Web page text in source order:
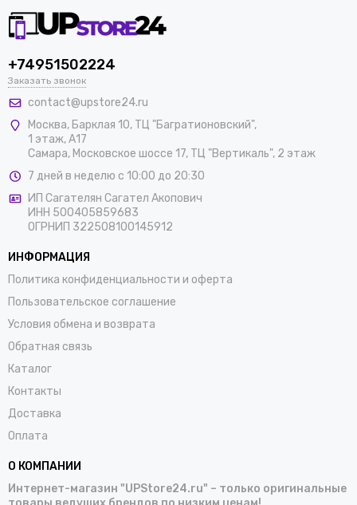
+74951502224
Заказать звонок
contact@upstore24.ru
Москва, Барклая 10, ТЦ "Багратионовский",
1 этаж, А17
Самара, Московское шоссе 17, ТЦ "Вертикаль", 2 этаж
7 дней в неделю с 10:00 до 20:30
ИП Сагателян Сагател Акопович
ИНН 500405859683
ОГРНИП 322508100145912
ИНФОРМАЦИЯ
Политика конфиденциальности и оферта
Пользовательское соглашение
Условия обмена и возврата
Обратная связь
Каталог
Контакты
Доставка
Оплата
О КОМПАНИИ
Интернет-магазин "UPStore24.ru" – только оригинальные